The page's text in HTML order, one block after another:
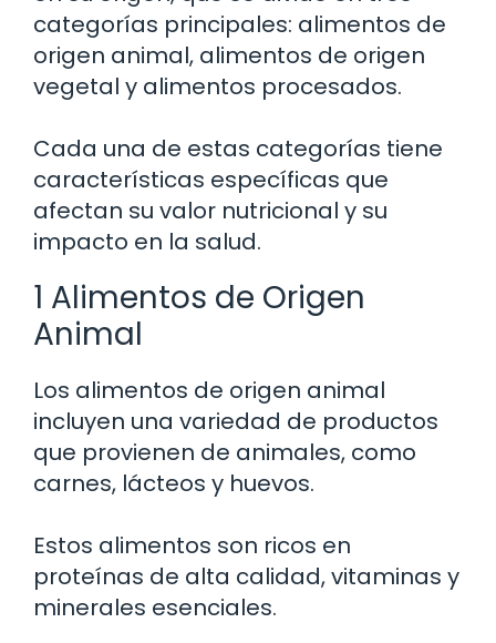
categorías principales: alimentos de
origen animal, alimentos de origen
vegetal y alimentos procesados.
Cada una de estas categorías tiene
características específicas que
afectan su valor nutricional y su
impacto en la salud.
1 Alimentos de Origen
Animal
Los alimentos de origen animal
incluyen una variedad de productos
que provienen de animales, como
carnes, lácteos y huevos.
Estos alimentos son ricos en
proteínas de alta calidad, vitaminas y
minerales esenciales.